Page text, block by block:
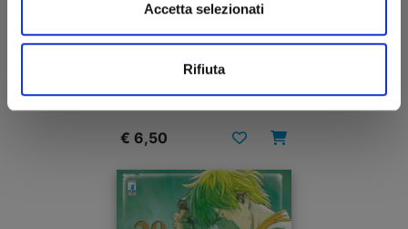
Accetta selezionati
Rifiuta
17/07/2019
€ 6,50